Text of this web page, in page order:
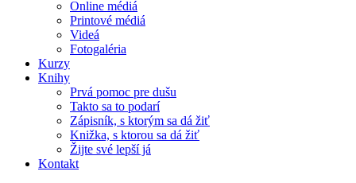
Online médiá
Printové médiá
Videá
Fotogaléria
Kurzy
Knihy
Prvá pomoc pre dušu
Takto sa to podarí
Zápisník, s ktorým sa dá žiť
Knižka, s ktorou sa dá žiť
Žijte své lepší já
Kontakt